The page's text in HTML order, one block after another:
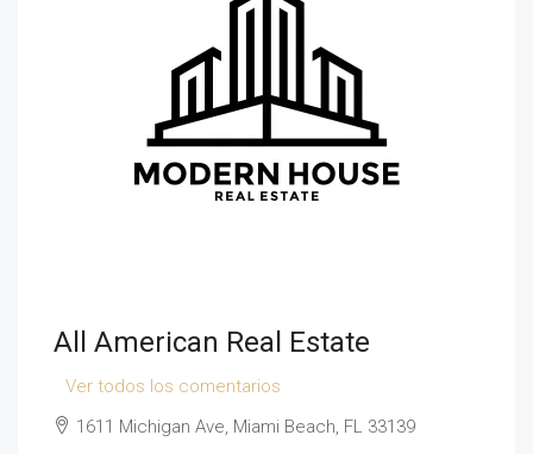
All American Real Estate
Ver todos los comentarios
1611 Michigan Ave, Miami Beach, FL 33139